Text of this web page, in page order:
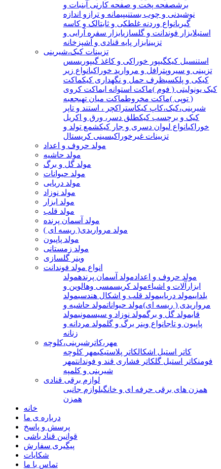
برشصفحه پخت و صفحه کار نی آبنبات و
نوشیدنی و چوب بستنیپیمانه و ترازو اندازه
گیریانواع وردنه غلطکی و ثابتالک و کاسه
استیلابزار فوندانت و گلسازیابزار سفره آرایی و
تزیینابزار پایه قنادی و آشپزخانه
تزیینات کیک،شیرینی
استنسیل کیکگیپور خوراکی و کاغذ گیپوریسس
تزیینی و سیروپترافل و مروارید خوراکیانواع زیر
کیکی و پلکسیظرف حمل و نگهداری کیکماکت
کیک یونولیتی ( فوم )ماکت استوانه ایماکت کروی
( توپی )ماکت مخروطماکت میان تهیجعبه
شیرینی،کیک،کاپ کیکاستراکچر ، استند و تاپر
کیک و برچسب کیکطلق دسر، ورق و اکریل
خوراکیانواع لیوان دسری و جار کیکشمع تولد و
تزیینات غیرخوراکیسینی کریستال
مولد حروف و اعداد
مولد حاشیه
مولد گل و برگ
مولد حیوانات
مولد دریایی
مولد نوزاد
مولد ابزار
مولد قلب
مولد آسمان پرنده
مولد مرواریدی( ریسه ای )
مولد پاپیون
مولد زمستانی
وینر گلسازی
انواع مولد فوندانت
مولد حروف و اعدادمولد آسمان پرندهمولد
ابزارآلات و اشیاءمولد کریسمسی وهالوین و
یلداییمولد دریاییمولد قلب و اشکال هندسیمولد
مرواریدی ( ریسه ای)مولد حیواناتمولد حاشیه و
قابمولد گل و برگمولد نوزاد و سیسمونیمولد
پاپیون و تاجانواع وینر برگ و گلمولد مردانه و
زنانه
مهر،کاترشیرینی،کلوچه
کاتر استیل اشکالکاتر پلاستیکیمهر کلوچه
فومنکاتر استیل گلکاتر فشاری قند و فوندانتمهر
شیرینی و کلمپه
لوازم برقی قنادی
همزن های برقی حرفه ای و خانگیلوازم جانبی
همزن
خانه
درباره ی ما
پرسش و پاسخ
قوانین قناد باشی
پیگیری سفارش
شکایات
تماس با ما